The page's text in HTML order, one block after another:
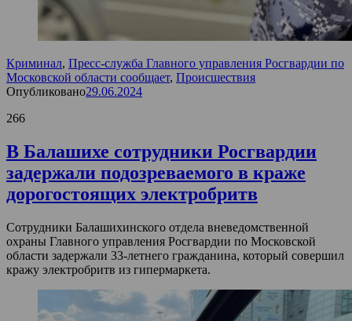
Криминал, Пресс-служба Главного управления Росгвардии по
Московской области сообщает, Происшествия
Опубликовано29.06.2024
266
В Балашихе сотрудники Росгвардии
задержали подозреваемого в краже
дорогостоящих электробритв
Сотрудники Балашихинского отдела вневедомственной
охраны Главного управления Росгвардии по Московской
области задержали 33-летнего гражданина, который совершил
кражу электробритв из гипермаркета.